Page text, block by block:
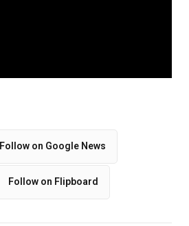
Follow on Google News
Follow on Flipboard